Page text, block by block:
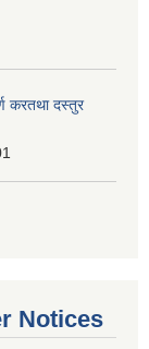
करतथा दस्तुर
Notices